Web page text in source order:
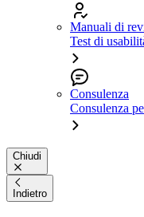
Manuali di
Test di
Consulenza
Consulenza
Chiudi
Indietro